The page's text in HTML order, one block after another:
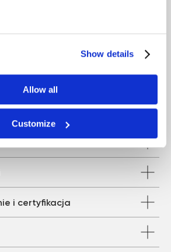
Show details
Allow all
Customize
wymiennymi końcówkami
aktywnego chłodzenia
i certyfikacja